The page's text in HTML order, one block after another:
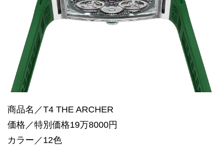
商品名／T4 THE ARCHER
価格／特別価格19万8000円
カラー／12色